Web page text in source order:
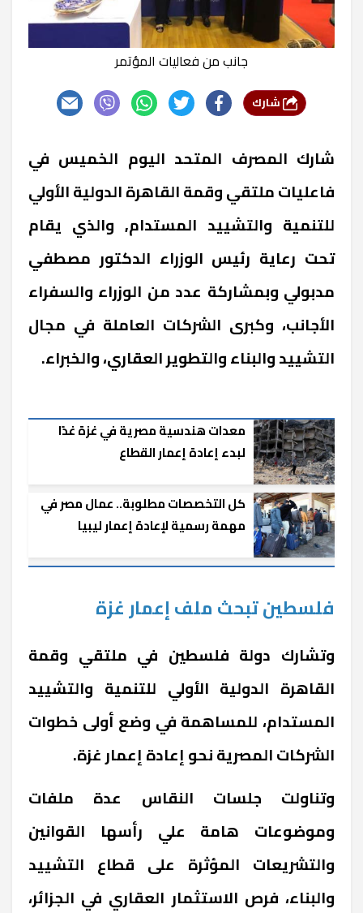
جانب من فعاليات المؤتمر
شارك المصرف المتحد اليوم الخميس في
فاعليات ملتقي وقمة القاهرة الدولية الأولي
للتنمية والتشييد المستدام, والذي يقام
تحت رعاية رئيس الوزراء الدكتور مصطفي
مدبولي وبمشاركة عدد من الوزراء والسفراء
الأجانب، وكبرى الشركات العاملة في مجال
التشييد والبناء والتطوير العقاري، والخبراء.
معدات هندسية مصرية في غزة غدًا
لبدء إعادة إعمار القطاع
كل التخصصات مطلوبة.. عمال مصر في
مهمة رسمية لإعادة إعمار ليبيا
فلسطين تبحث ملف إعمار غزة
وتشارك دولة فلسطين في ملتقي وقمة
القاهرة الدولية الأولي للتنمية والتشييد
المستدام، للمساهمة في وضع أولى خطوات
الشركات المصرية نحو إعادة إعمار غزة.
وتناولت جلسات النقاس عدة ملفات
وموضوعات هامة علي رأسها القوانين
والتشريعات المؤثرة على قطاع التشييد
والبناء، فرص الاستثمار العقاري في الجزائر،